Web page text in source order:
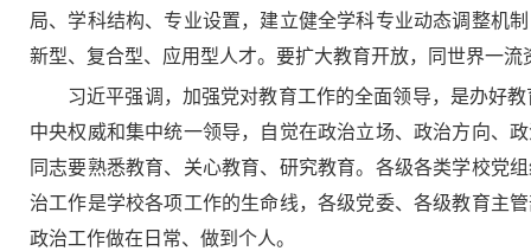
局、学科结构、专业设置，建立健全学科专业动态调整机
新型、复合型、应用型人才。要扩大教育开放，同世界一
习近平强调，加强党对教育工作的全面领导，是办好
中央权威和集中统一领导，自觉在政治立场、政治方向、
同志要熟悉教育、关心教育、研究教育。各级各类学校党
治工作是学校各项工作的生命线，各级党委、各级教育主
政治工作做在日常、做到个人。